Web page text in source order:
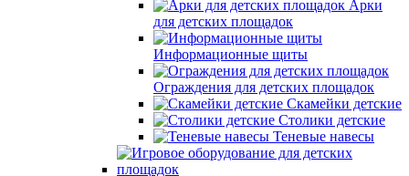
Арки
для детских площадок
Информационные щиты
Ограждения для детских площадок
Скамейки детские
Столики детские
Теневые навесы